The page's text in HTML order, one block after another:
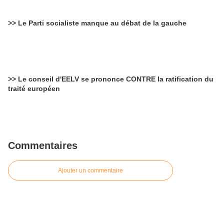
>> Le Parti socialiste manque au débat de la gauche
>> Le conseil d'EELV se prononce CONTRE la ratification du
traité européen
Commentaires
Ajouter un commentaire